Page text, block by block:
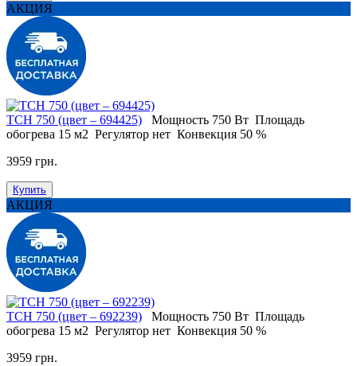
АКЦИЯ
TCH 750 (цвет – 694425) Мощность 750 Вт Площадь
обогрева 15 м2 Регулятор нет Конвекция 50 %
3959 грн.
Купить
АКЦИЯ
TCH 750 (цвет – 692239) Мощность 750 Вт Площадь
обогрева 15 м2 Регулятор нет Конвекция 50 %
3959 грн.